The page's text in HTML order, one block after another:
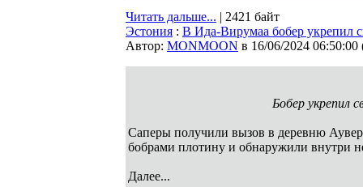
Читать дальше... | 2421 байт
Эстония : В Ида-Вирумаа бобер укрепил
Автор: MONMOON в 16/06/2024 06:50:00
Бобер укрепил
Cаперы получили вызов в деревню
бобрами плотину и обнаружили внутри
Далее...